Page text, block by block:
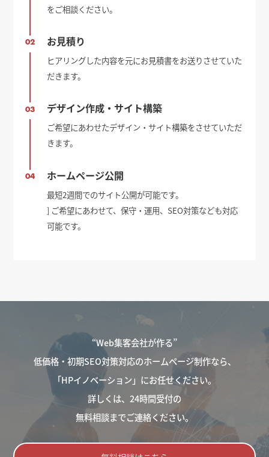
をご相談ください。
02 お見積り
ヒアリングした内容を元にお見積書をお送りさせていた
だきます。
03 デザイン作成・サイト構築
ご希望にあわせたデザイン・サイト構築をさせていただ
きます。
04 ホームページ公開
最短2週間でのサイト公開が可能です。
] ご希望にあわせて、保守・運用、SEO対策なども対応
可能です。
“Web集客会社が作る”
低価格・初期SEO対策対応のホームページ制作なら、
「HPイノベーション」にお任せください。
詳しくは、24時間受付の
無料相談までご連絡ください。